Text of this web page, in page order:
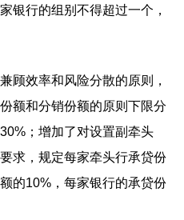
银行的组别不得超过一个，
效率和风险分散的原则，
额和分销份额的原则下限分
；增加了对设置副牵头
求，规定每家牵头行承贷份
的10%，每家银行的承贷份